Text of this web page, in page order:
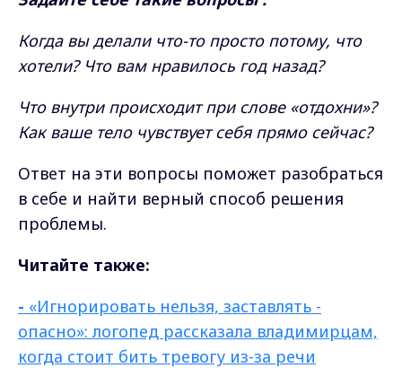
Когда вы делали что-то просто потому, что
хотели? Что вам нравилось год назад?
Что внутри происходит при слове «отдохни»?
Как ваше тело чувствует себя прямо сейчас?
Ответ на эти вопросы поможет разобраться
в себе и найти верный способ решения
проблемы.
Читайте также:
- «Игнорировать нельзя, заставлять -
опасно»: логопед рассказала владимирцам,
когда стоит бить тревогу из-за речи